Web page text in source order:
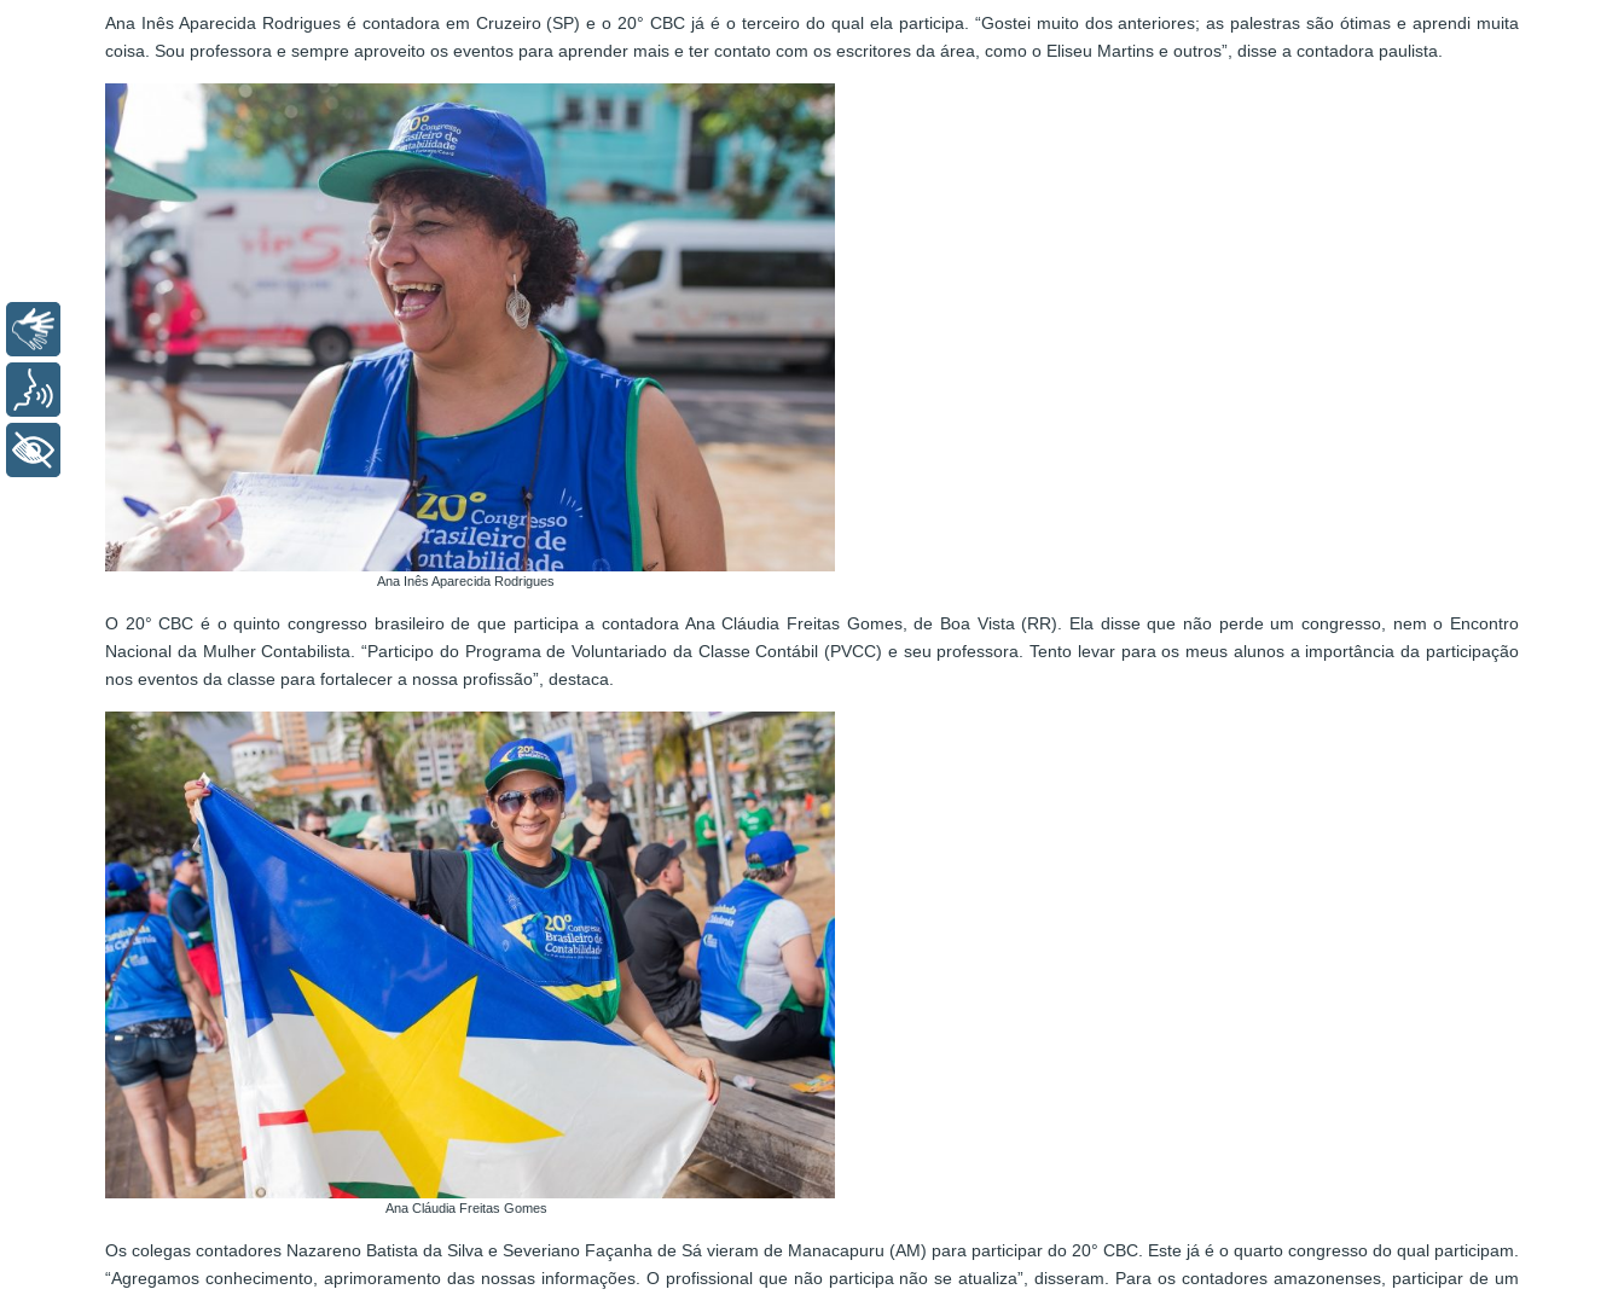
Ana Inês Aparecida Rodrigues é contadora em Cruzeiro (SP) e o 20° CBC já é o terceiro do qual ela participa. “Gostei muito dos anteriores; as palestras são ótimas e aprendi muita
coisa. Sou professora e sempre aproveito os eventos para aprender mais e ter contato com os escritores da área, como o Eliseu Martins e outros”, disse a contadora paulista.
Ana Inês Aparecida Rodrigues
O 20° CBC é o quinto congresso brasileiro de que participa a contadora Ana Cláudia Freitas Gomes, de Boa Vista (RR). Ela disse que não perde um congresso, nem o Encontro
Nacional da Mulher Contabilista. “Participo do Programa de Voluntariado da Classe Contábil (PVCC) e seu professora. Tento levar para os meus alunos a importância da participação
nos eventos da classe para fortalecer a nossa profissão”, destaca.
Ana Cláudia Freitas Gomes
Os colegas contadores Nazareno Batista da Silva e Severiano Façanha de Sá vieram de Manacapuru (AM) para participar do 20° CBC. Este já é o quarto congresso do qual participam.
“Agregamos conhecimento, aprimoramento das nossas informações. O profissional que não participa não se atualiza”, disseram. Para os contadores amazonenses, participar de um
Libras
+ Acessibilidade